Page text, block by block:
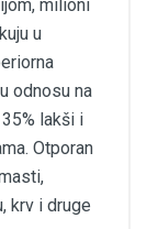
milioni
u
odnosu na
lakši i
Otporan
krv i druge